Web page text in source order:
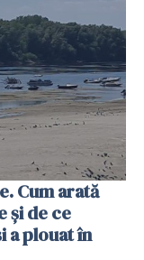
Cum arată
și de ce
a plouat în